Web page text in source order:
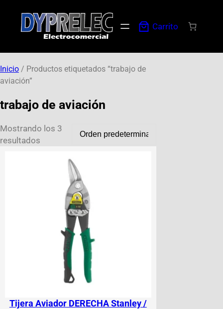
Carrito
Inicio / Productos etiquetados “trabajo de
aviación”
trabajo de aviación
Mostrando los 3
resultados
Tijera Aviador DERECHA Stanley /